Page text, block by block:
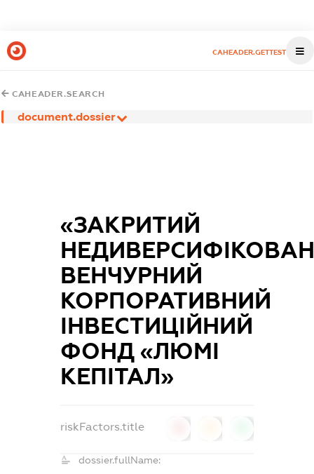
CAHEADER.GETTEST
CAHEADER.SEARCH
document.dossier
«ЗАКРИТИЙ
ВЕНЧУРНИЙ
КОРПОРАТИВНИЙ
ІНВЕСТИЦІЙНИЙ
ФОНД «ЛЮМІ
КЕПІТАЛ»
riskFactors.title
dossier.fullName: